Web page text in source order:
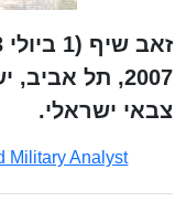
2007, תל
צבאי ישראלי.
Military Analyst